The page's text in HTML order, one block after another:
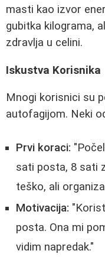
masti kao izvor
gubitka kilograma,
zdravlja u celini.
Iskustva Korisnika
Mnogi korisnici su
autofagijom. Neki
Prvi koraci:
sati posta, 8 sati
teško, ali
Motivacija:
posta. Ona mi
vidim napredak."